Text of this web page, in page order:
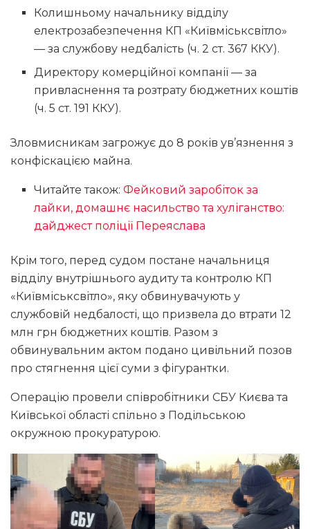
Колишньому начальнику відділу
електрозабезпечення КП «Київміськсвітло»
— за службову недбалість (ч. 2 ст. 367 ККУ).
Директору комерційної компанії — за
привласнення та розтрату бюджетних коштів
(ч. 5 ст. 191 ККУ).
Зловмисникам загрожує до 8 років ув’язнення з
конфіскацією майна.
Читайте також:Фейковий заробіток за
лайки, домашнє насильство та хуліганство:
дайджест поліції Переяслава
Крім того, перед судом постане начальниця
відділу внутрішнього аудиту та контролю КП
«Київміськсвітло», яку обвинувачують у
службовій недбалості, що призвела до втрати 12
млн грн бюджетних коштів. Разом з
обвинувальним актом подано цивільний позов
про стягнення цієї суми з фігурантки.
Операцію провели співробітники СБУ Києва та
Київської області спільно з Подільською
окружною прокуратурою.